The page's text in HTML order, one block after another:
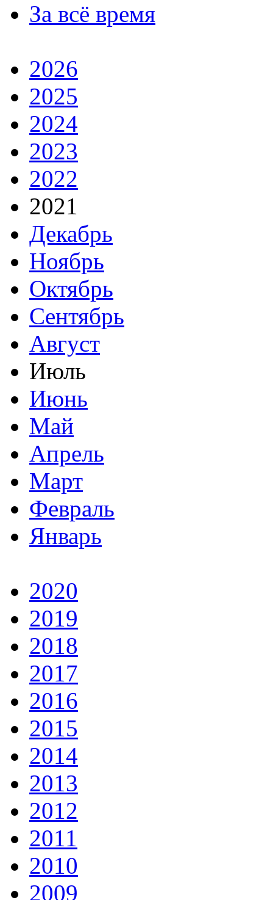
За всё время
2026
2025
2024
2023
2022
2021
Декабрь
Ноябрь
Октябрь
Сентябрь
Август
Июль
Июнь
Май
Апрель
Март
Февраль
Январь
2020
2019
2018
2017
2016
2015
2014
2013
2012
2011
2010
2009